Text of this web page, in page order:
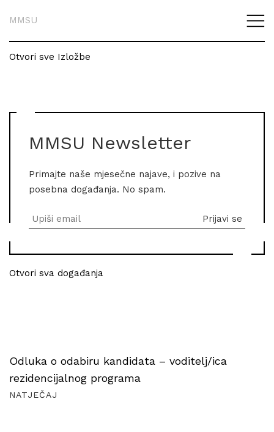
MMSU
Otvori sve Izložbe
MMSU Newsletter
Primajte naše mjesečne najave, i pozive na
posebna događanja. No spam.
Otvori sva događanja
Odluka o odabiru kandidata – voditelj/ica
rezidencijalnog programa
NATJEČAJ